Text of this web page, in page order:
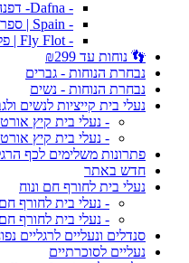
- Dafna- דפנה
- Spain | ספרד - Alberola
- Fly Flot | פליי פלוט
👣 נוחות עד ₪299
נבחרת הנוחות - גברים
נבחרת הנוחות - נשים
נעלי בית קייציות לנשים
- נעלי בית קיץ
- נעלי בית קיץ
פתרונות משלימים לכף
חדש באתר
נעלי בית לחורף חם ונוח
- נעלי בית לחורף
- נעלי בית לחורף
סנדלים ונעליים לרגליים
נעליים לסוכרתיים